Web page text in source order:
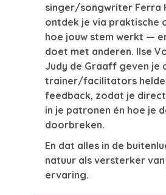
singer/songwriter Ferra
ontdek je via praktische
hoe jouw stem werkt —
doet met anderen. Ilse
Judy de Graaff geven je
trainer/facilitators
feedback, zodat je
in je patronen én hoe je
doorbreken.
En dat alles in de
natuur als versterker
ervaring.